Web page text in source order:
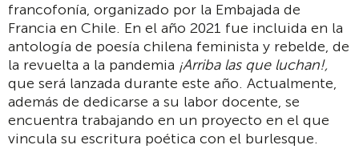
francofonía, organizado por la Embajada de
Francia en Chile. En el año 2021 fue incluida en la
antología de poesía chilena feminista y rebelde, de
la revuelta a la pandemia ¡Arriba las que luchan!,
que será lanzada durante este año. Actualmente,
además de dedicarse a su labor docente, se
encuentra trabajando en un proyecto en el que
vincula su escritura poética con el burlesque.